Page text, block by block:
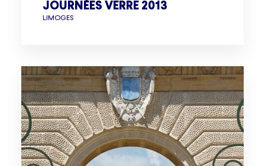
JOURNÉES VERRE 2013
LIMOGES